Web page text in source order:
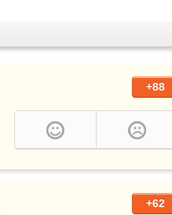
+88
+62